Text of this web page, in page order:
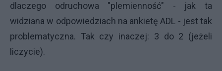
dlaczego odruchowa "plemienność" - jak ta
widziana w odpowiedziach na ankietę ADL - jest tak
problematyczna. Tak czy inaczej: 3 do 2 (jeżeli
liczycie).